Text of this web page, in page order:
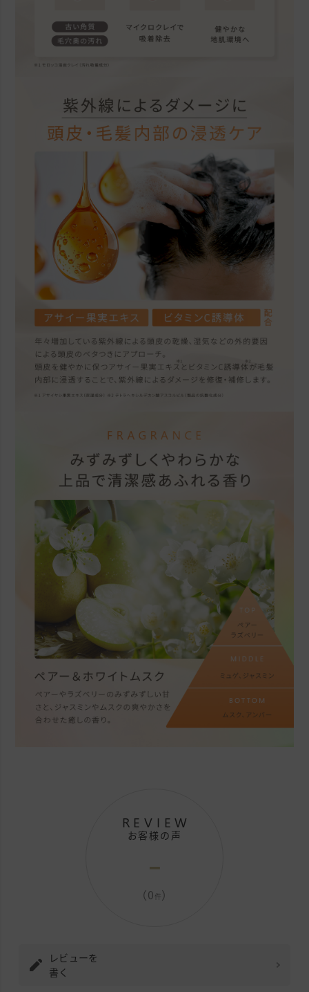
REVIEW
お客様の声
-
（0 件）
レビューを
書く